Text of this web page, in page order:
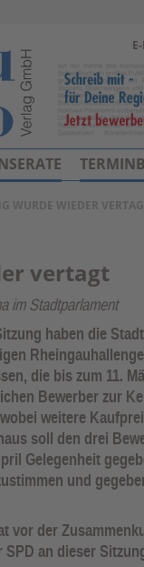
WURDE WIEDER
vertagt
im Stadtparlament
haben die
die bis zum 11.
Bewerber zur
weitere
soll den drei
Gelegenheit
und
vor der
an dieser